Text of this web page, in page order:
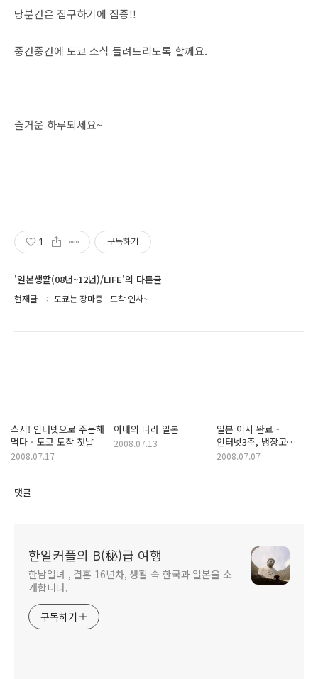
당분간은 집구하기에 집중!!
중간중간에 도쿄 소식 들려드리도록 할께요.
즐거운 하루되세요~
1 구독하기
'일본생활(08년~12년)/LIFE'의 다른글
현재글 도쿄는 장마중 - 도착 인사~
스시! 인터넷으로 주문해
먹다 - 도쿄 도착 첫날
2008.07.17
아내의 나라 일본
2008.07.13
일본 이사 완료 -
인터넷3주, 냉장고
2주...
2008.07.07
댓글
한일커플의 B(秘)급 여행
한남일녀 , 결혼 16년차, 생활 속 한국과 일본을 소
개합니다.
구독하기